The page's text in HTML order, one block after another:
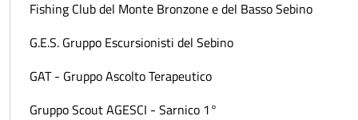
Fishing Club del Monte Bronzone e del Basso Sebino
G.E.S. Gruppo Escursionisti del Sebino
GAT - Gruppo Ascolto Terapeutico
Gruppo Scout AGESCI - Sarnico 1°